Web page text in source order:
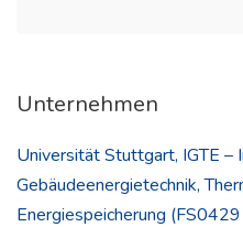
Unternehmen
Universität Stuttgart, IGTE –
Gebäudeenergietechnik,
Energiespeicherung